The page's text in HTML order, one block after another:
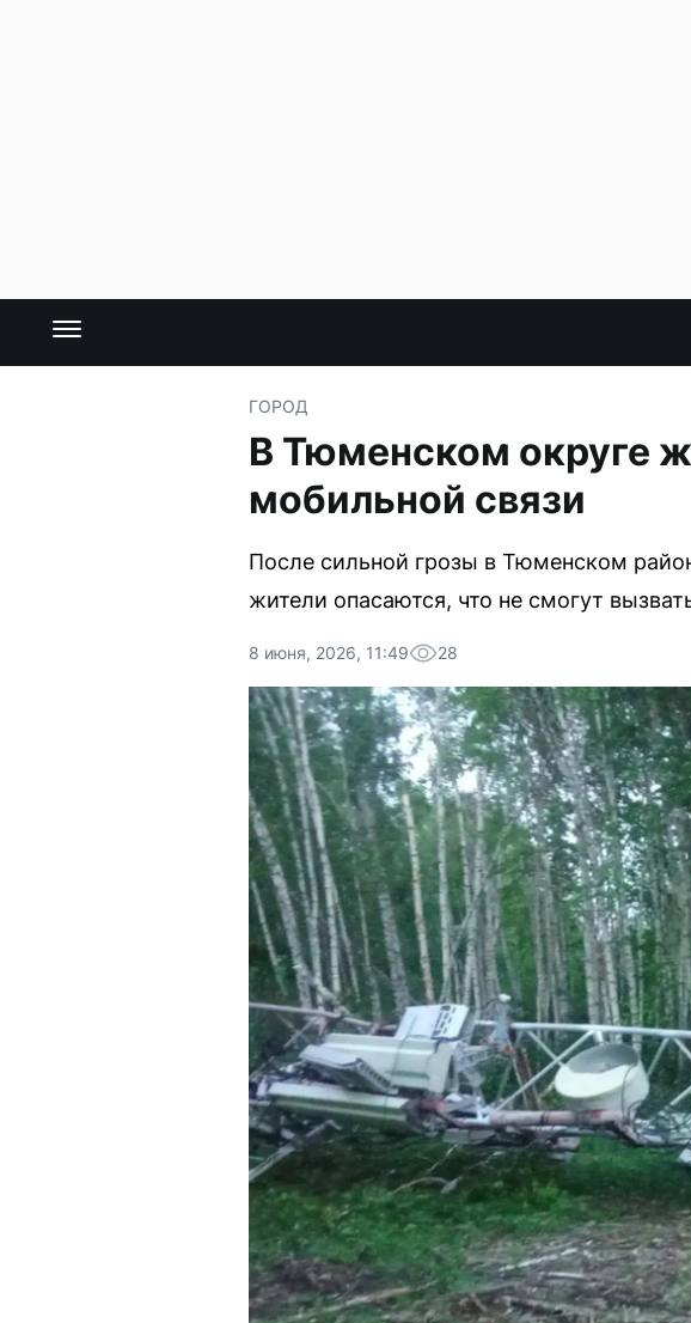
ГОРОД
В Тюменском округе
мобильной связи
После сильной грозы в Тюменском
жители опасаются, что не смогут
8 июня, 2026, 11:49 28